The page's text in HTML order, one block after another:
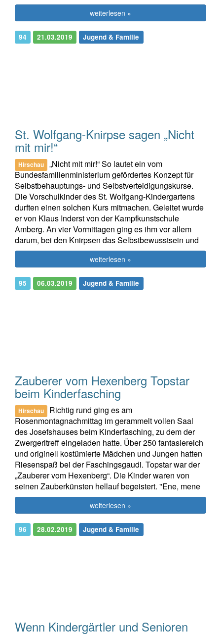
weiterlesen »
94 21.03.2019 Jugend & Familie
St. Wolfgang-Knirpse sagen „Nicht
mit mir!“
Hirschau
„Nicht mit mir!“ So lautet ein vom
Bundesfamilienministerium gefördertes Konzept für
Selbstbehauptungs- und Selbstverteidigungskurse.
Die Vorschulkinder des St. Wolfgang-Kindergartens
durften einen solchen Kurs mitmachen. Geleitet wurde
er von Klaus Inderst von der Kampfkunstschule
Amberg. An vier Vormittagen ging es ihm vor allem
darum, bei den Knirpsen das Selbstbewusstsein und
weiterlesen »
95 06.03.2019 Jugend & Familie
Zauberer vom Hexenberg Topstar
beim Kinderfasching
Hirschau
Richtig rund ging es am
Rosenmontagnachmittag im gerammelt vollen Saal
des Josefshauses beim Kinderfasching, zu dem der
Zwergerltreff eingeladen hatte. Über 250 fantasiereich
und originell kostümierte Mädchen und Jungen hatten
Riesenspaß bei der Faschingsgaudi. Topstar war der
„Zauberer vom Hexenberg“. Die Kinder waren von
seinen Zauberkünsten hellauf begeistert. "Ene, mene
weiterlesen »
96 28.02.2019 Jugend & Familie
Wenn Kindergärtler und Senioren